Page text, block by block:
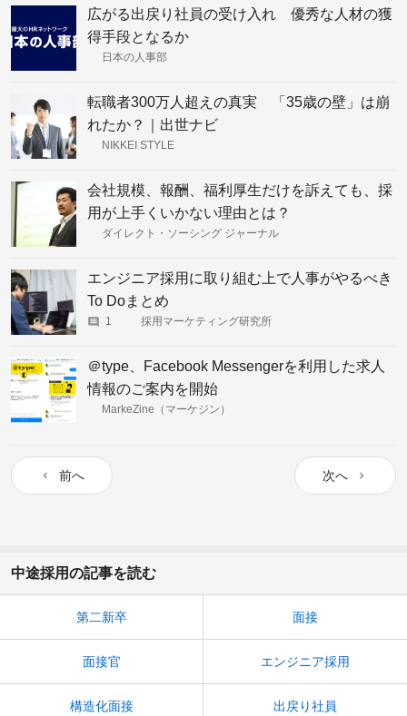
広がる出戻り社員の受け入れ 優秀な人材の獲
得手段となるか
日本の人事部
転職者300万人超えの真実 「35歳の壁」は崩
れたか？｜出世ナビ
NIKKEI STYLE
会社規模、報酬、福利厚生だけを訴えても、採
用が上手くいかない理由とは？
ダイレクト・ソーシング ジャーナル
エンジニア採用に取り組む上で人事がやるべき
To Doまとめ
1 採用マーケティング研究所
＠type、Facebook Messengerを利用した求人
情報のご案内を開始
MarkeZine（マーケジン）
前へ 次へ
中途採用の記事を読む
第二新卒 面接
面接官 エンジニア採用
構造化面接 出戻り社員